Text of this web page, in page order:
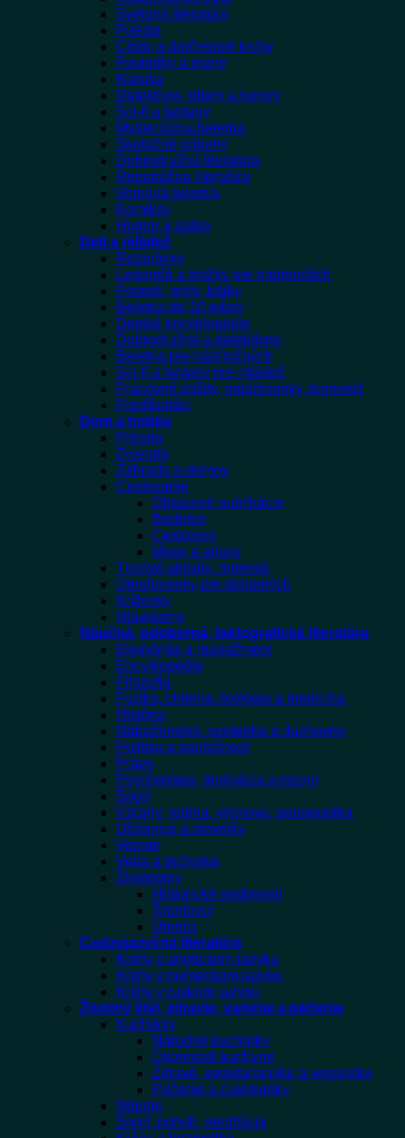
Svetová literatúra
Poézia
Citáty a darčekové knihy
Poviedky a eseje
Klasika
Detektívky, trilery a horory
Sci-fi a fantasy
Mysteriózna beletria
Skutočné príbehy
Dobrodružná literatúra
Reportážna literatúra
Vojnová beletria
Komiksy
Humor a satira
Deti a mládež
Rozprávky
Leporelá a knižky pre najmenších
Povesti, mýty, bájky
Beletria do 10 rokov
Detské encyklopédie
Dobrodružné a detektívne
Beletria pre násťročných
Sci-fi a fantasy pre mládež
Pracovné zošity, omaľovanky, tvorivosť
Predškoláci
Dom a hobby
Príroda
Zvieratá
Záhrada a domov
Cestovanie
Obrazové publikácie
Bedekre
Cestopisy
Mapy a atlasy
Tvorivé aktivity, remeslá
Omaľovanky pre dospelých
Krížovky
Hlavolamy
Náučná, odoborná, faktografická literatúra
Ekonómia a manažment
Encyklopédie
Filozofia
Fyzika, chémia, biológia a medicína
História
Náboženstvo, ezoterika a duchovno
Politika a spoločnosť
Právo
Psychológia, motivácia a rozvoj
Šport
Vzťahy, rodina, výchova, pedagogika
Učebnice a slovníky
Vesmír
Veda a technika
Životopisy
Historické osobnosti
Športovci
Umelci
Cudzojazyčná literatúra
Knihy v anglickom jazyku
Knihy v nemeckom jazyku
Knihy v ruskom jazyku
Životný štýl, zdravie, varenie a pečenie
Kuchárky
Národné kuchárky
Osobnosti kuchyne
Zdravé, vegetariánske a veganske
Pečenie a cukrovinky
Nápoje
Šport, pohyb, meditácia